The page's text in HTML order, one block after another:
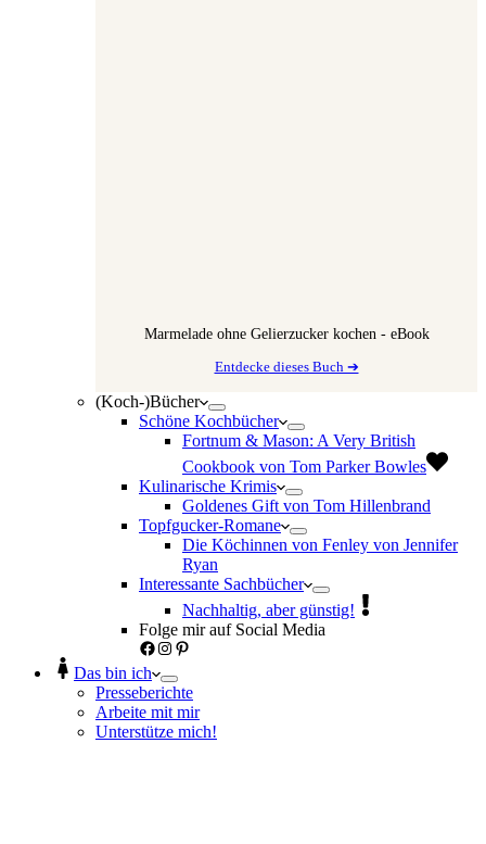
Marmelade ohne Gelierzucker kochen - eBook
Entdecke dieses Buch ➔
(Koch-)Bücher
Schöne Kochbücher
Fortnum & Mason: A Very British
Cookbook von Tom Parker Bowles
Kulinarische Krimis
Goldenes Gift von Tom Hillenbrand
Topfgucker-Romane
Die Köchinnen von Fenley von Jennifer
Ryan
Interessante Sachbücher
Nachhaltig, aber günstig!
Folge mir auf Social Media
Facebook
Instagram
Pinterest
Das bin ich
Presseberichte
Arbeite mit mir
Unterstütze mich!